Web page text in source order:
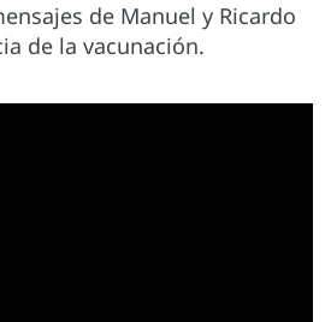
de Manuel y Ricardo
de la vacunación.